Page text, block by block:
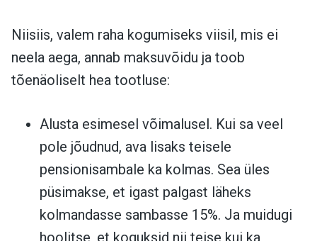
Niisiis, valem raha kogumiseks viisil, mis ei
neela aega, annab maksuvõidu ja toob
tõenäoliselt hea tootluse:
Alusta esimesel võimalusel. Kui sa veel
pole jõudnud, ava lisaks teisele
pensionisambale ka kolmas. Sea üles
püsimakse, et igast palgast läheks
kolmandasse sambasse 15%. Ja muidugi
hoolitse, et koguksid nii teise kui ka